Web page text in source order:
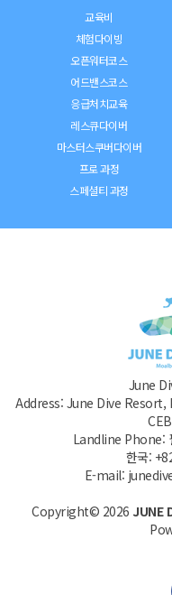
교육비
체험다이빙
오픈워터코스
어드밴스코스
응급처치교육
레스큐다이버
마스터스쿠버다이버
프로 과정
스페셜티 과정
June
Address: June Dive
Landline Phone:
한국:
E-mail:
Copyright© 2026 JUNE